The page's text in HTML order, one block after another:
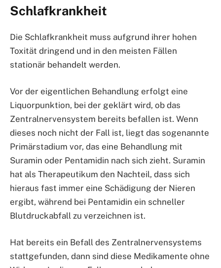
Schlafkrankheit
Die Schlafkrankheit muss aufgrund ihrer hohen
Toxität dringend und in den meisten Fällen
stationär behandelt werden.
Vor der eigentlichen Behandlung erfolgt eine
Liquorpunktion, bei der geklärt wird, ob das
Zentralnervensystem bereits befallen ist. Wenn
dieses noch nicht der Fall ist, liegt das sogenannte
Primärstadium vor, das eine Behandlung mit
Suramin oder Pentamidin nach sich zieht. Suramin
hat als Therapeutikum den Nachteil, dass sich
hieraus fast immer eine Schädigung der Nieren
ergibt, während bei Pentamidin ein schneller
Blutdruckabfall zu verzeichnen ist.
Hat bereits ein Befall des Zentralnervensystems
stattgefunden, dann sind diese Medikamente ohne